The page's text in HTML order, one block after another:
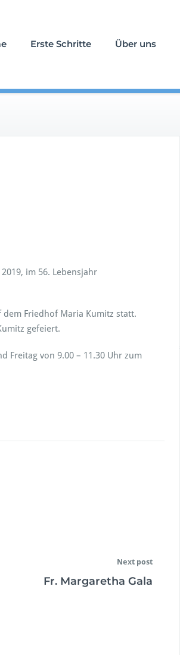
Erste Schritte Über uns
im 56. Lebensjahr
dem Friedhof Maria Kumitz statt.
gefeiert.
Freitag von 9.00 – 11.30 Uhr zum
Next post
Fr. Margaretha Gala